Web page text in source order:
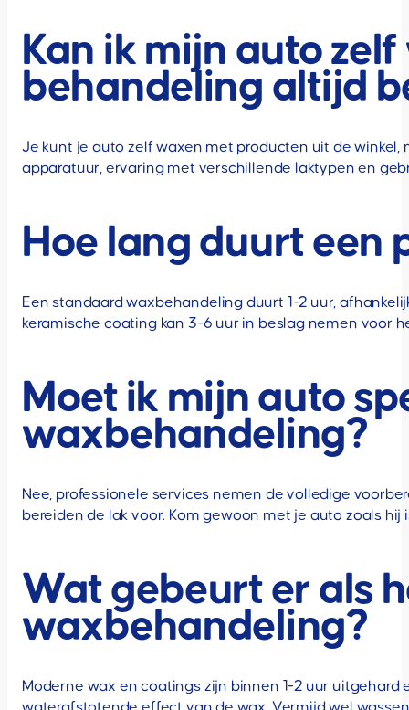
Kan ik mijn auto
behandeling altijd
Je kunt je auto zelf waxen met producten uit de
apparatuur, ervaring met verschillende laktypen en
Hoe lang duurt een
Een standaard waxbehandeling duurt 1-2 uur,
keramische coating kan 3-6 uur in beslag nemen voor
Moet ik mijn auto
waxbehandeling?
Nee, professionele services nemen de volledige
bereiden de lak voor. Kom gewoon met je auto zoals hij
Wat gebeurt er als
waxbehandeling?
Moderne wax en coatings zijn binnen 1-2 uur